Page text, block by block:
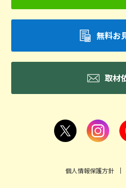
無料お
取材
個人情報保護方針